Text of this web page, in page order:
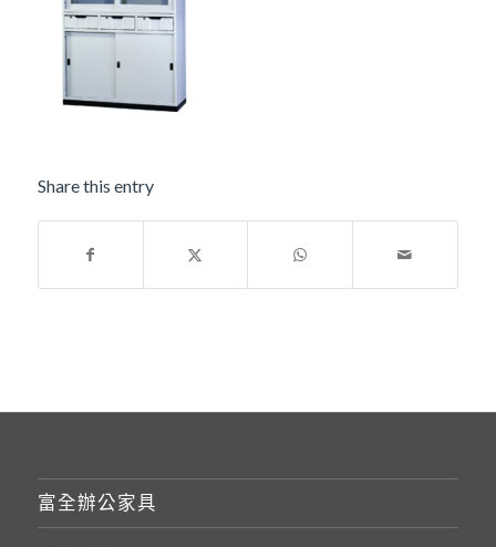
Share this entry
富全辦公家具